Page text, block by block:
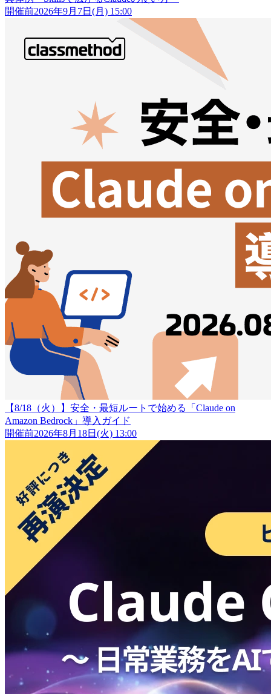
開催前2026年9月7日(月) 15:00
【8/18（火）】安全・最短ルートで始める「Claude on
Amazon Bedrock」導入ガイド
開催前2026年8月18日(火) 13:00